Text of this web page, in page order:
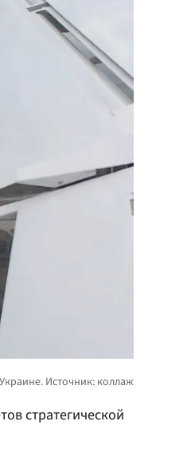
стратегической